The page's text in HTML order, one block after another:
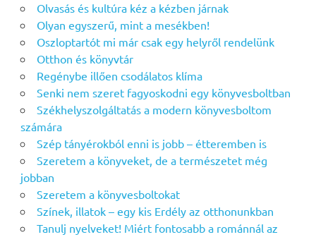
Olvasás és kultúra kéz a kézben járnak
Olyan egyszerű, mint a mesékben!
Oszloptartót mi már csak egy helyről rendelünk
Otthon és könyvtár
Regénybe illően csodálatos klíma
Senki nem szeret fagyoskodni egy könyvesboltban
Székhelyszolgáltatás a modern könyvesboltom
számára
Szép tányérokból enni is jobb – étteremben is
Szeretem a könyveket, de a természetet még
jobban
Szeretem a könyvesboltokat
Színek, illatok – egy kis Erdély az otthonunkban
Tanulj nyelveket! Miért fontosabb a románnál az